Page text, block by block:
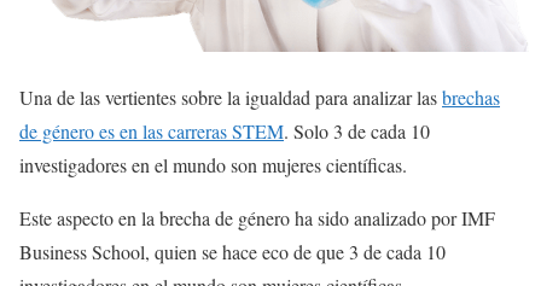
Una de las vertientes sobre la igualdad para analizar lasbrechas
de género es en las carreras STEM. Solo 3 de cada 10
investigadores en el mundo son mujeres científicas.
Este aspecto en la brecha de género ha sido analizado por IMF
Business School, quien se hace eco de que 3 de cada 10